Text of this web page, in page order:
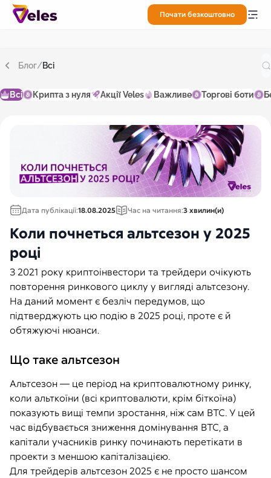
Почати безкоштовно
Блог/Всі
Всі Крипта з нуля Акції Veles Важливе Торгові боти
Дата публікації:18.08.2025 Час на читання:3 хвилин(и)
Коли почнеться альтсезон у 2025
році
З 2021 року криптоінвестори та трейдери очікують
повторення ринкового циклу у вигляді альтсезону.
На даний момент є безліч передумов, що
підтверджують цю подію в 2025 році, проте є й
обтяжуючі нюанси.
Що таке альтсезон
Альтсезон — це період на криптовалютному ринку,
коли альткоїни (всі криптовалюти, крім біткоїна)
показують вищі темпи зростання, ніж сам BTC. У цей
час відбувається зниження домінування BTC, а
капітали учасників ринку починають перетікати в
проекти з меншою капіталізацією.
Для трейдерів альтсезон 2025 є не просто шансом